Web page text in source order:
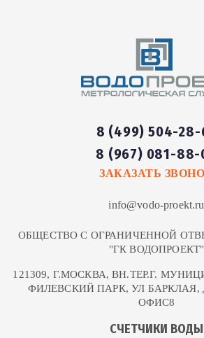
8 (499) 504-28-
8 (967) 081-88-
ЗАКАЗАТЬ
info@vodo-proekt.ru
ОБЩЕСТВО С ОГРАНИЧЕННОЙ
"ГК ВОДОПРОЕКТ"
121309, Г.МОСКВА, ВН.ТЕР.Г.
ФИЛЕВСКИЙ ПАРК, УЛ БАРКЛАЯ,
ОФИС8
СЧЕТЧИКИ ВОДЫ